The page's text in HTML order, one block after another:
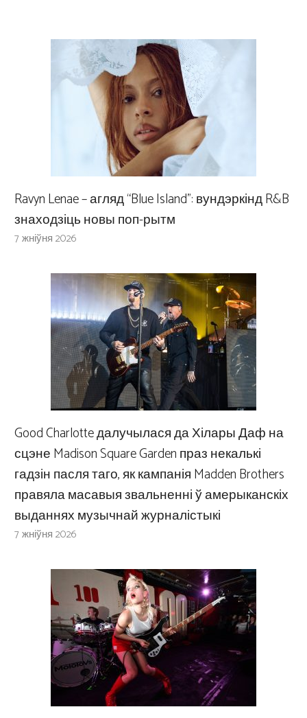
Ravyn Lenae – агляд “Blue Island”: вундэркінд R&B
знаходзіць новы поп-рытм
7 жніўня 2026
Good Charlotte далучылася да Хілары Даф на
сцэне Madison Square Garden праз некалькі
гадзін пасля таго, як кампанія Madden Brothers
правяла масавыя звальненні ў амерыканскіх
выданнях музычнай журналістыкі
7 жніўня 2026